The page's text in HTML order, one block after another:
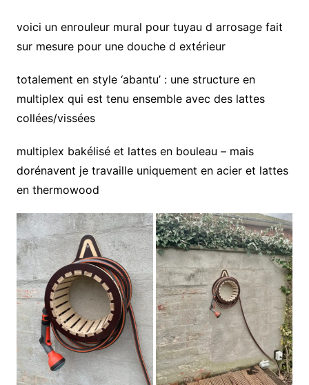
voici un enrouleur mural pour tuyau d arrosage fait
sur mesure pour une douche d extérieur
totalement en style ‘abantu’ : une structure en
multiplex qui est tenu ensemble avec des lattes
collées/vissées
multiplex bakélisé et lattes en bouleau – mais
dorénavent je travaille uniquement en acier et lattes
en thermowood